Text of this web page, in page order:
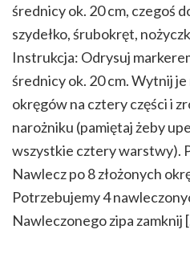
średnicy ok. 20 cm, czegoś
szydełko, śrubokręt,
Instrukcja: Odrysuj
średnicy ok. 20 cm. Wytnij je
okręgów na cztery części i
narożniku (pamiętaj żeby
wszystkie cztery warstwy).
Nawlecz po 8 złożonych
Potrzebujemy 4
Nawleczonego zipa zamknij